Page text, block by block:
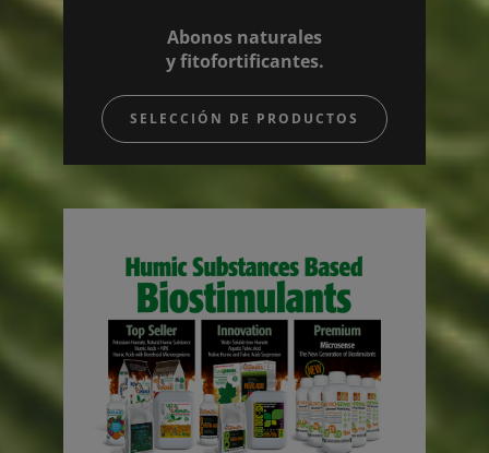
Abonos naturales
y fitofortificantes.
SELECCIÓN DE PRODUCTOS